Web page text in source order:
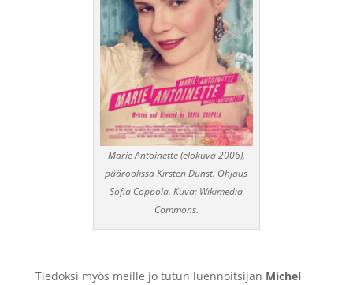
Marie Antoinette (elokuva 2006),
pääroolissa Kirsten Dunst. Ohjaus
Sofia Coppola. Kuva: Wikimedia
Commons.
Tiedoksi myös meille jo tutun luennoitsijan Michel